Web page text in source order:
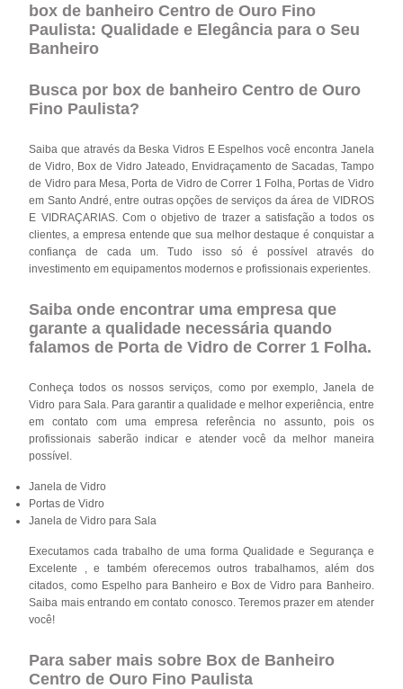
box de banheiro Centro de Ouro Fino
Paulista: Qualidade e Elegância para o Seu
Banheiro
Busca por box de banheiro Centro de Ouro
Fino Paulista?
Saiba que através da Beska Vidros E Espelhos você encontra Janela
de Vidro, Box de Vidro Jateado, Envidraçamento de Sacadas, Tampo
de Vidro para Mesa, Porta de Vidro de Correr 1 Folha, Portas de Vidro
em Santo André, entre outras opções de serviços da área de VIDROS
E VIDRAÇARIAS. Com o objetivo de trazer a satisfação a todos os
clientes, a empresa entende que sua melhor destaque é conquistar a
confiança de cada um. Tudo isso só é possível através do
investimento em equipamentos modernos e profissionais experientes.
Saiba onde encontrar uma empresa que
garante a qualidade necessária quando
falamos de Porta de Vidro de Correr 1 Folha.
Conheça todos os nossos serviços, como por exemplo, Janela de
Vidro para Sala. Para garantir a qualidade e melhor experiência, entre
em contato com uma empresa referência no assunto, pois os
profissionais saberão indicar e atender você da melhor maneira
possível.
Janela de Vidro
Portas de Vidro
Janela de Vidro para Sala
Executamos cada trabalho de uma forma Qualidade e Segurança e
Excelente , e também oferecemos outros trabalhamos, além dos
citados, como Espelho para Banheiro e Box de Vidro para Banheiro.
Saiba mais entrando em contato conosco. Teremos prazer em atender
você!
Para saber mais sobre Box de Banheiro
Centro de Ouro Fino Paulista